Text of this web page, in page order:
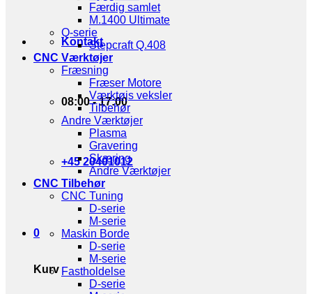
Kontakt
08:00 - 17:00
+45 20401012
0
Kurv
Færdig samlet
M.1400 Ultimate
Q-serie
Stepcraft Q.408
CNC Værktøjer
Fræsning
Fræser Motore
Værktøjs veksler
Tilbehør
Andre Værktøjer
Plasma
Gravering
Skæring
Andre Værktøjer
CNC Tilbehør
CNC Tuning
D-serie
M-serie
Maskin Borde
D-serie
M-serie
Fastholdelse
D-serie